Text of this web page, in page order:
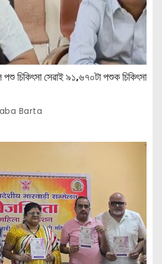
চিকিৎসা সেৱাই ৯১,৬৭০টা পশুক চিকিৎসা
Barta